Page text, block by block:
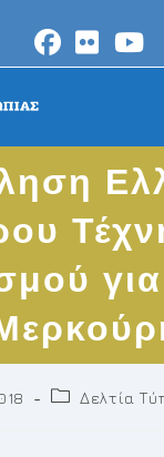
PostΔελτία